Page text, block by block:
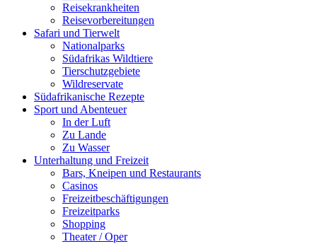
Reisekrankheiten
Reisevorbereitungen
Safari und Tierwelt
Nationalparks
Südafrikas Wildtiere
Tierschutzgebiete
Wildreservate
Südafrikanische Rezepte
Sport und Abenteuer
In der Luft
Zu Lande
Zu Wasser
Unterhaltung und Freizeit
Bars, Kneipen und Restaurants
Casinos
Freizeitbeschäftigungen
Freizeitparks
Shopping
Theater / Oper